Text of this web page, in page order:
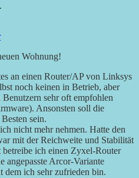
Wohnung!
an einen Router/AP von Linksys
noch keinen in Betrieb, aber
sehr oft empfohlen
Ansonsten soll die
sein.
nicht mehr nehmen. Hatte den
mit der Reichweite und Stabilität
ich einen Zyxel-Router
angepasste Arcor-Variante
ich sehr zufrieden bin.